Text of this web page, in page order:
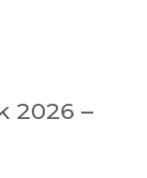
2026 –